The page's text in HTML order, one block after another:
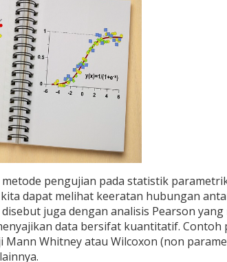
pengujian pada statistik
dapat melihat keeratan hubungan
juga dengan analisis Pearson
data bersifat kuantitatif.
Whitney atau Wilcoxon (non